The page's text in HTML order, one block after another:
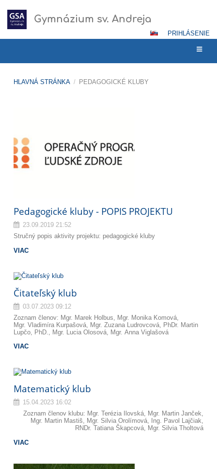
Gymnázium sv. Andreja
PRIHLÁSENIE
HLAVNÁ STRÁNKA / PEDAGOGICKÉ KLUBY
Pedagogické kluby - POPIS PROJEKTU
23.09.2019 21:52
Stručný popis aktivity projektu: pedagogické kluby
VIAC
Čitateľský klub
03.07.2023 09:12
Zoznam členov: Mgr. Marek Holbus, Mgr. Monika Komová,
Mgr. Vladimíra Kurpašová, Mgr. Zuzana Ludrovcová, PhDr. Martin
Lupčo, PhD., Mgr. Lucia Olosová, Mgr. Anna Viglašová
VIAC
Matematický klub
15.04.2023 16:02
Zoznam členov klubu: Mgr. Terézia Ilovská, Mgr. Martin Janček,
Mgr. Martin Mastiš, Mgr. Silvia Orolímová, Ing. Pavol Lajčiak,
RNDr. Tatiana Škapcová, Mgr. Silvia Tholtová
VIAC